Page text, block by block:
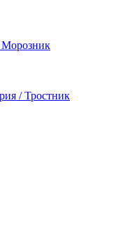
Морозник
/ Тростник